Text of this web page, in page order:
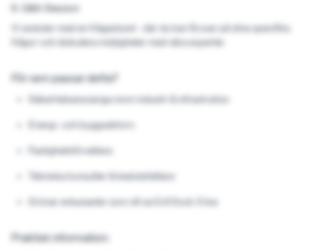
6. Q&A-Session
Vi avslutar med en frågestund - där du kan få svar på dina specifika
frågor och diskutera möjligheter med våra experter.
För vem passar detta?
Säkerhetsansvariga inom industri & infrastruktur.
Energi- och byggsektorn.
Fastighetsförvaltare.
Tekniska konsulter & beslutsfattare
Drönar entusiaster som vill se DJI Dock 3 live.
Praktisk information: